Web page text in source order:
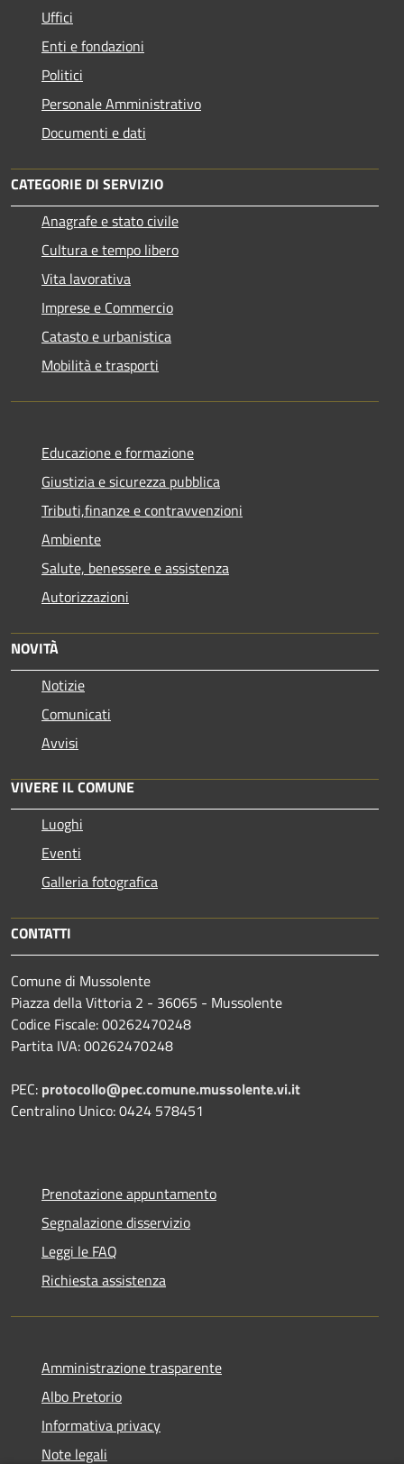
Uffici
Enti e fondazioni
Politici
Personale Amministrativo
Documenti e dati
CATEGORIE DI SERVIZIO
Anagrafe e stato civile
Cultura e tempo libero
Vita lavorativa
Imprese e Commercio
Catasto e urbanistica
Mobilità e trasporti
Educazione e formazione
Giustizia e sicurezza pubblica
Tributi,finanze e contravvenzioni
Ambiente
Salute, benessere e assistenza
Autorizzazioni
NOVITÀ
Notizie
Comunicati
Avvisi
VIVERE IL COMUNE
Luoghi
Eventi
Galleria fotografica
CONTATTI
Comune di Mussolente
Piazza della Vittoria 2 - 36065 - Mussolente
Codice Fiscale: 00262470248
Partita IVA: 00262470248
PEC: protocollo@pec.comune.mussolente.vi.it
Centralino Unico: 0424 578451
Prenotazione appuntamento
Segnalazione disservizio
Leggi le FAQ
Richiesta assistenza
Amministrazione trasparente
Albo Pretorio
Informativa privacy
Note legali